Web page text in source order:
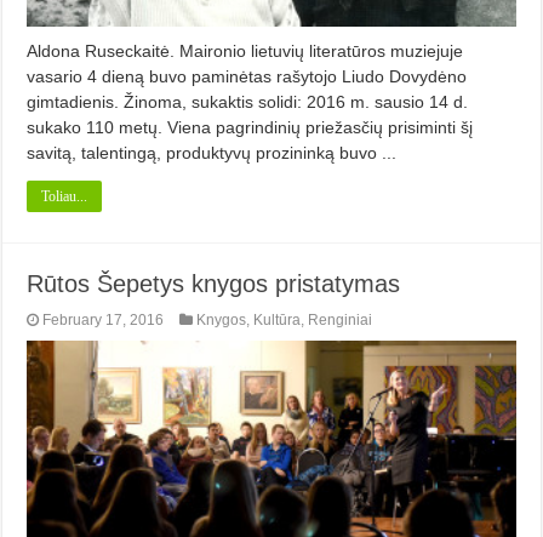
Aldona Ruseckaitė. Maironio lietuvių literatūros muziejuje
vasario 4 dieną buvo paminėtas rašytojo Liudo Dovydėno
gimtadienis. Žinoma, sukaktis solidi: 2016 m. sausio 14 d.
sukako 110 metų. Viena pagrindinių priežasčių prisiminti šį
savitą, talentingą, produktyvų prozininką buvo ...
Toliau...
Rūtos Šepetys knygos pristatymas
February 17, 2016 Knygos, Kultūra, Renginiai